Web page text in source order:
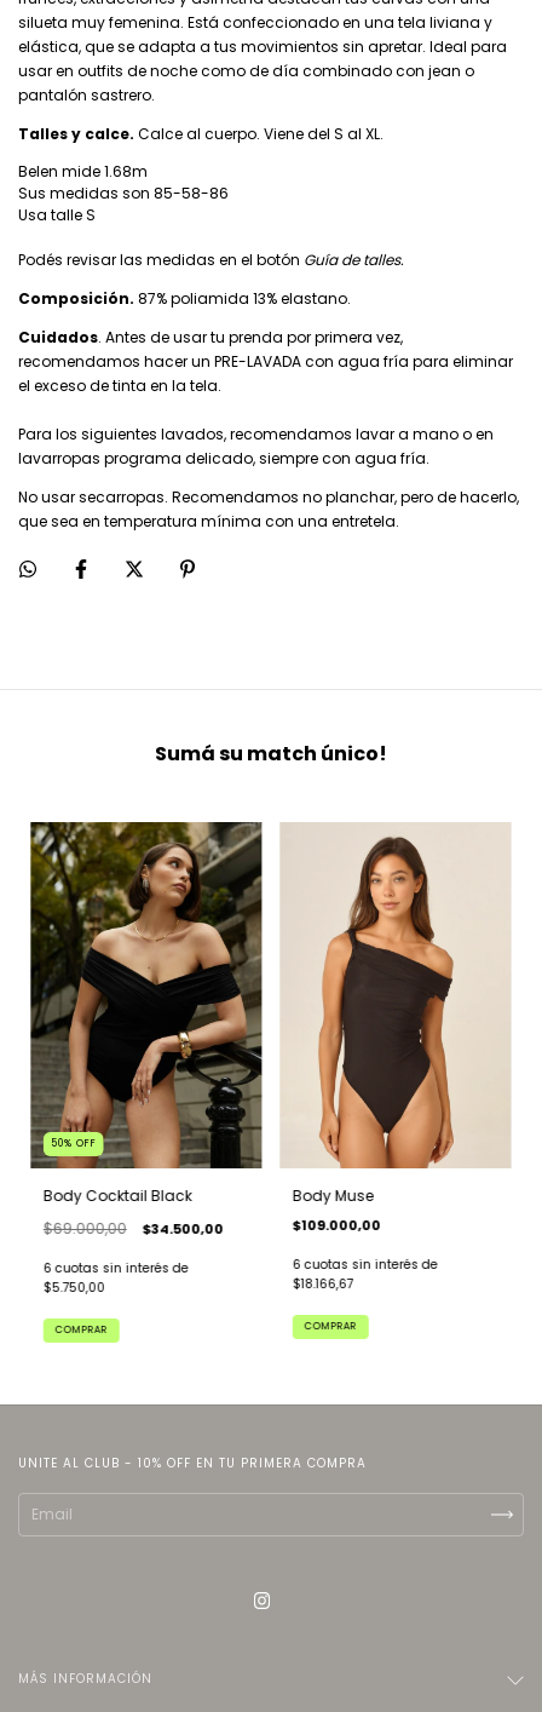
silueta muy femenina. Está confeccionado en una tela liviana y
elástica, que se adapta a tus movimientos sin apretar. Ideal para
usar en outfits de noche como de día combinado con jean o
pantalón sastrero.
Talles y calce. Calce al cuerpo. Viene del S al XL.
Belen mide 1.68m
Sus medidas son 85-58-86
Usa talle S
Podés revisar las medidas en el botón Guía de talles.
Composición. 87% poliamida 13% elastano.
Cuidados. Antes de usar tu prenda por primera vez,
recomendamos hacer un PRE-LAVADA con agua fría para eliminar
el exceso de tinta en la tela.
Para los siguientes lavados, recomendamos lavar a mano o en
lavarropas programa delicado, siempre con agua fría.
No usar secarropas. Recomendamos no planchar, pero de hacerlo,
que sea en temperatura mínima con una entretela.
Sumá su match único!
50% OFF
Body Cocktail Black
$69.000,00
$34.500,00
6 cuotas sin interés de
$5.750,00
COMPRAR
Body Muse
$109.000,00
6 cuotas sin interés de
$18.166,67
COMPRAR
UNITE AL CLUB - 10% OFF EN TU PRIMERA COMPRA
MÁS INFORMACIÓN